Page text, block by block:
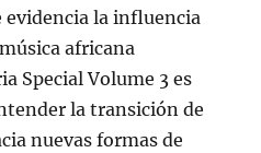
la influencia
africana
Special Volume 3 es
la transición de
nuevas formas de